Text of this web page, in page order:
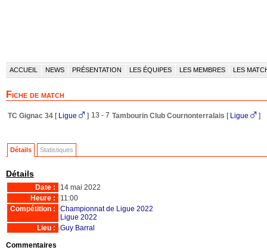
ACCUEIL NEWS PRÉSENTATION LES ÉQUIPES LES MEMBRES LES
Fiche de match
TC Gignac 34 [ Ligue ] 13 - 7 Tambourin Club Cournonterralais [ Ligue ]
Détails Statistiques
Détails
Date :
14 mai 2022
Heure :
11:00
Compétition :
Championnat de Ligue 2022
Ligue 2022
Lieu :
Guy Barral
Commentaires